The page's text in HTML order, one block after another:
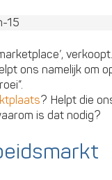
ons namelijk om
? Helpt die
is dat nodig?